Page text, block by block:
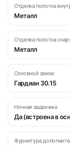
Отделка полотна
Металл
Отделка полотна
Металл
Основной замок
Гардиан 30.15
Ночная задвижка
Да (встроена в
Фурнитура